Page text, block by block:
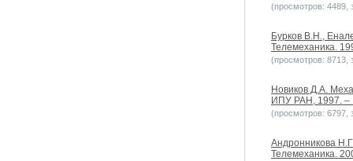
(просмотров: 4489,
Бурков В.Н.,
Телемеханика.
(просмотров: 8713,
Новиков Д.А.
ИПУ РАН, 1997. –
(просмотров: 6797,
Андронникова
Телемеханика.